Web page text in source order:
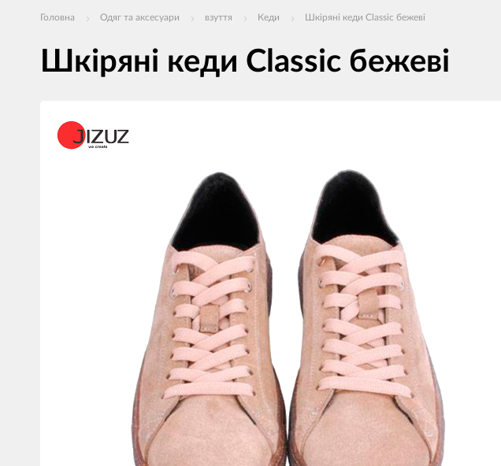
Головна Одяг та аксесуари взуття Кеди Шкіряні кеди Classic бежеві
Шкіряні кеди Classic бежеві
продуктів